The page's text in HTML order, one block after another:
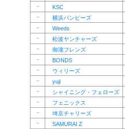
－
KSC
－
横浜パンピーズ
－
Weeds
－
松波ヤンチャーズ
－
御瀧フレンズ
－
BONDS
－
ウィリーズ
－
yuji
－
シャイニング・フェローズ
－
フェニックス
－
埼京チャリーズ
－
SAMURAI Z